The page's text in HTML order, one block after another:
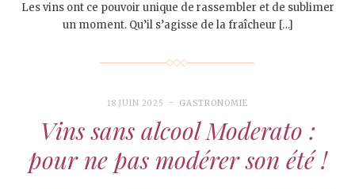
Les vins ont ce pouvoir unique de rassembler et de sublimer
un moment. Qu’il s’agisse de la fraîcheur […]
18 JUIN 2025 GASTRONOMIE
Vins sans alcool Moderato :
pour ne pas modérer son été !